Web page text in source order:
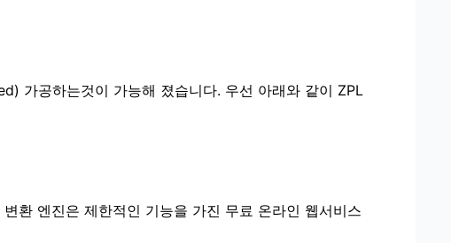
가공하는것이 가능해 졌습니다. 우선 아래와 같이 ZPL
환 엔진은 제한적인 기능을 가진 무료 온라인 웹서비스